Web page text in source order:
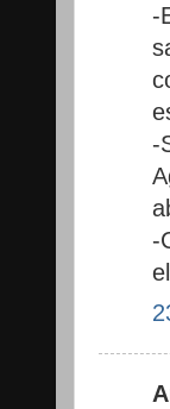
-
-
-